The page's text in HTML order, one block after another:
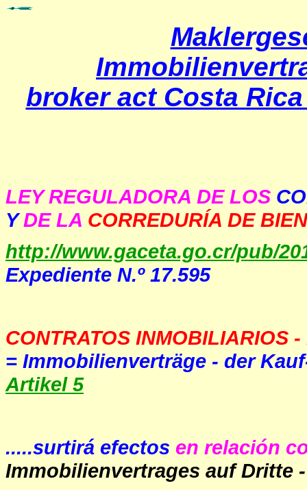
broker act Costa
LEY REGULADORA DE LOS
YDE LA CORREDURÍA DE
http://www.gaceta.go.cr/pub/
Expediente N.º 17.595
CONTRATOS INMOBILIARIOS -
= Immobilienverträge - der
Artikel 5
.....surtirá efectos en relación
Immobilienvertrages auf Dritte